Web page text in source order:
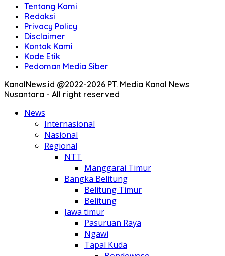
Tentang Kami
Redaksi
Privacy Policy
Disclaimer
Kontak Kami
Kode Etik
Pedoman Media Siber
KanalNews.id @2022-2026 PT. Media Kanal News
Nusantara - All right reserved
News
Internasional
Nasional
Regional
NTT
Manggarai Timur
Bangka Belitung
Belitung Timur
Belitung
Jawa timur
Pasuruan Raya
Ngawi
Tapal Kuda